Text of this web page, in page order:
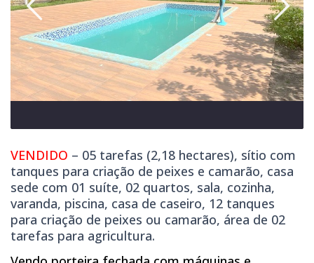
VENDIDO – 05 tarefas (2,18 hectares), sítio com
tanques para criação de peixes e camarão, casa
sede com 01 suíte, 02 quartos, sala, cozinha,
varanda, piscina, casa de caseiro, 12 tanques
para criação de peixes ou camarão, área de 02
tarefas para agricultura.